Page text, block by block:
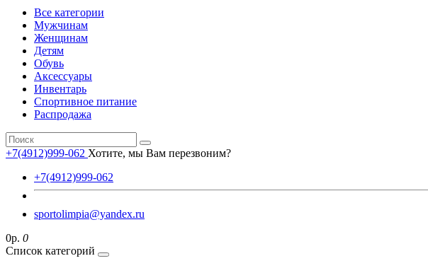
Все категории
Мужчинам
Женщинам
Детям
Обувь
Аксессуары
Инвентарь
Спортивное питание
Распродажа
+7(4912)999-062 Хотите, мы Вам перезвоним?
+7(4912)999-062
sportolimpia@yandex.ru
0р. 0
Список категорий